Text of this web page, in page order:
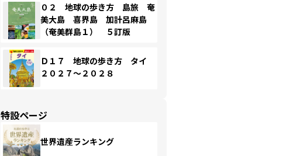
０２ 地球の歩き方 島旅 奄
美大島 喜界島 加計呂麻島
（奄美群島１） ５訂版
Ｄ１７ 地球の歩き方 タイ
２０２７～２０２８
特設ページ
世界遺産ランキング